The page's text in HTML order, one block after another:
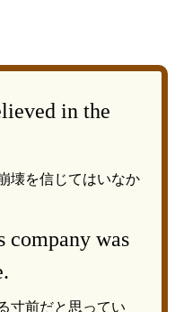
in the
壊を信じてはいなか
was
寸前だと思ってい